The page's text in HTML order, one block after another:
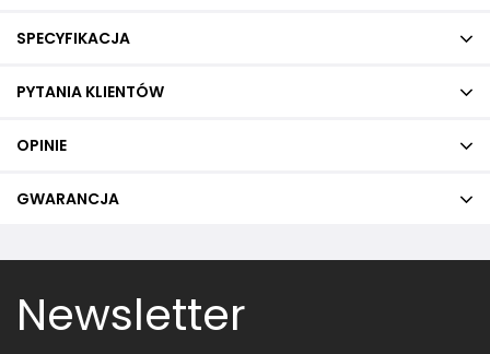
SPECYFIKACJA
PYTANIA KLIENTÓW
OPINIE
GWARANCJA
Newsletter